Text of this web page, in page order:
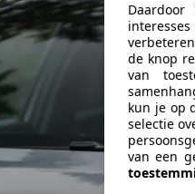
de knop
van
kun je op
selectie
van een